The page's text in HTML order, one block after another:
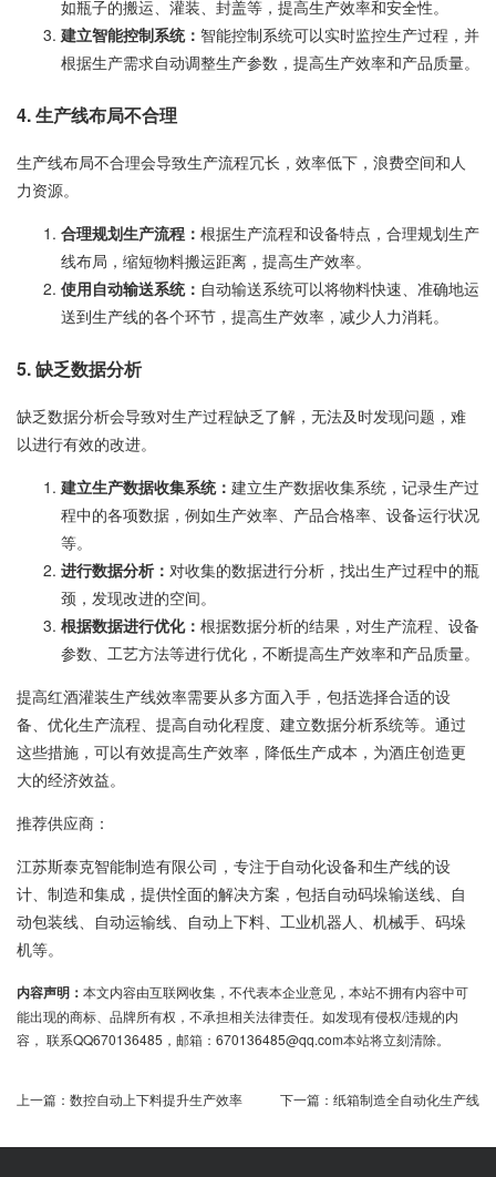
如瓶子的搬运、灌装、封盖等，提高生产效率和安全性。
建立智能控制系统： 智能控制系统可以实时监控生产过程，并
根据生产需求自动调整生产参数，提高生产效率和产品质量。
4. 生产线布局不合理
生产线布局不合理会导致生产流程冗长，效率低下，浪费空间和人
力资源。
合理规划生产流程： 根据生产流程和设备特点，合理规划生产
线布局，缩短物料搬运距离，提高生产效率。
使用自动输送系统： 自动输送系统可以将物料快速、准确地运
送到生产线的各个环节，提高生产效率，减少人力消耗。
5. 缺乏数据分析
缺乏数据分析会导致对生产过程缺乏了解，无法及时发现问题，难
以进行有效的改进。
建立生产数据收集系统： 建立生产数据收集系统，记录生产过
程中的各项数据，例如生产效率、产品合格率、设备运行状况
等。
进行数据分析： 对收集的数据进行分析，找出生产过程中的瓶
颈，发现改进的空间。
根据数据进行优化： 根据数据分析的结果，对生产流程、设备
参数、工艺方法等进行优化，不断提高生产效率和产品质量。
提高红酒灌装生产线效率需要从多方面入手，包括选择合适的设
备、优化生产流程、提高自动化程度、建立数据分析系统等。通过
这些措施，可以有效提高生产效率，降低生产成本，为酒庄创造更
大的经济效益。
推荐供应商：
江苏斯泰克智能制造有限公司，专注于自动化设备和生产线的设
计、制造和集成，提供恮面的解决方案，包括自动码垛输送线、自
动包装线、自动运输线、自动上下料、工业机器人、机械手、码垛
机等。
内容声明： 本文内容由互联网收集，不代表本企业意见，本站不拥有内容中可
能出现的商标、品牌所有权，不承担相关法律责任。如发现有侵权/违规的内
容， 联系QQ670136485，邮箱：670136485@qq.com本站将立刻清除。
上一篇： 数控自动上下料提升生产效率 下一篇： 纸箱制造全自动化生产线